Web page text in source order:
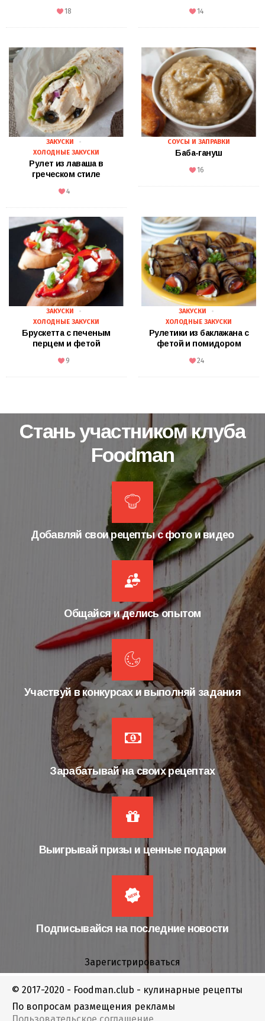
18 14
ЗАКУСКИ
ХОЛОДНЫЕ ЗАКУСКИ
Рулет из лаваша в
греческом стиле
4
СОУСЫ И ЗАПРАВКИ
Баба-гануш
16
ЗАКУСКИ
ХОЛОДНЫЕ ЗАКУСКИ
Брускетта с печеным
перцем и фетой
9
ЗАКУСКИ
ХОЛОДНЫЕ ЗАКУСКИ
Рулетики из баклажана с
фетой и помидором
24
Стань участником клуба
Foodman
Добавляй свои рецепты с фото и видео
Общайся и делись опытом
Участвуй в конкурсах и выполняй задания
Зарабатывай на своих рецептах
Выигрывай призы и ценные подарки
Подписывайся на последние новости
Зарегистрироваться
© 2017-2020 - Foodman.club - кулинарные рецепты
По вопросам размещения рекламы